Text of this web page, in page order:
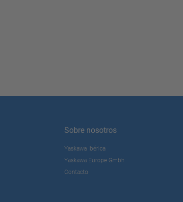
Sobre nosotros
Yaskawa Ibérica
Yaskawa Europe Gmbh
Contacto